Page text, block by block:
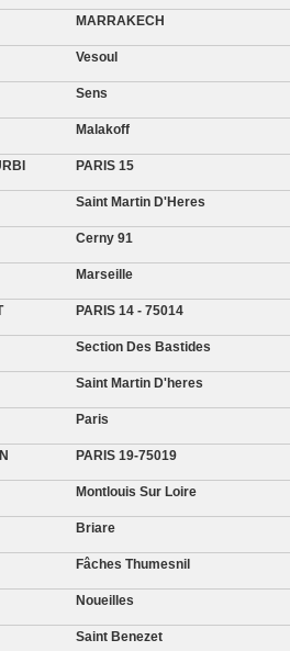
MARRAKECH
Vesoul
Sens
Malakoff
PARIS 15
Saint Martin D'Heres
Cerny 91
Marseille
PARIS 14 - 75014
Section Des Bastides
Saint Martin D'heres
Paris
PARIS 19-75019
Montlouis Sur Loire
Briare
Fâches Thumesnil
Noueilles
Saint Benezet